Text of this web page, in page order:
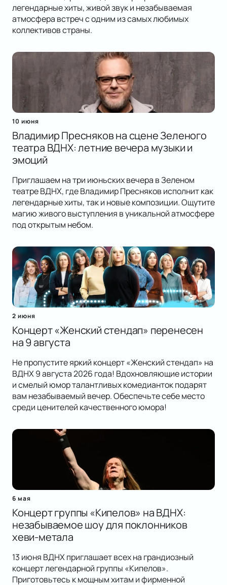
легендарные хиты, живой звук и незабываемая
атмосфера встреч с одним из самых любимых
коллективов страны.
10 июня
Владимир Пресняков на сцене Зеленого
театра ВДНХ: летние вечера музыки и
эмоций
Приглашаем на три июньских вечера в Зеленом
театре ВДНХ, где Владимир Пресняков исполнит как
легендарные хиты, так и новые композиции. Ощутите
магию живого выступления в уникальной атмосфере
под открытым небом.
2 июня
Концерт «Женский стендап» перенесен
на 9 августа
Не пропустите яркий концерт «Женский стендап» на
ВДНХ 9 августа 2026 года! Вдохновляющие истории
и смелый юмор талантливых комедианток подарят
вам незабываемый вечер. Обеспечьте себе место
среди ценителей качественного юмора!
6 мая
Концерт группы «Кипелов» на ВДНХ:
незабываемое шоу для поклонников
хеви-метала
13 июня ВДНХ приглашает всех на грандиозный
концерт легендарной группы «Кипелов».
Приготовьтесь к мощным хитам и фирменной